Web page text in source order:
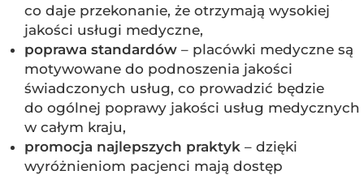
co daje przekonanie, że otrzymają wysokiej
jakości usługi medyczne,
poprawa standardów – placówki medyczne są
motywowane do podnoszenia jakości
świadczonych usług, co prowadzić będzie
do ogólnej poprawy jakości usług medycznych
w całym kraju,
promocja najlepszych praktyk – dzięki
wyróżnieniom pacjenci mają dostęp